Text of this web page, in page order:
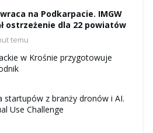
wraca na Podkarpacie. IMGW
ostrzeżenie dla 22 powiatów
temu
w Krośnie przygotowuje
startupów z branży dronów i AI.
Use Challenge